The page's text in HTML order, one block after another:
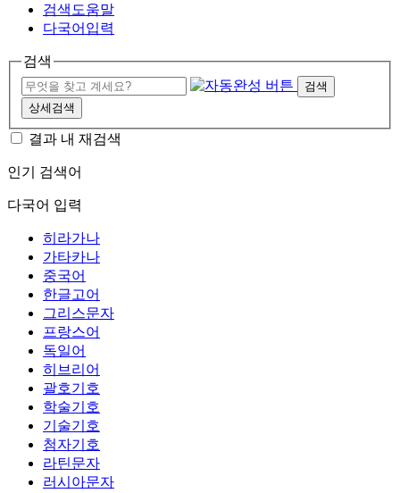
검색도움말
다국어입력
검색
검색
상세검색
결과 내 재검색
인기 검색어
다국어 입력
히라가나
가타카나
중국어
한글고어
그리스문자
프랑스어
독일어
히브리어
괄호기호
학술기호
기술기호
첨자기호
라틴문자
러시아문자